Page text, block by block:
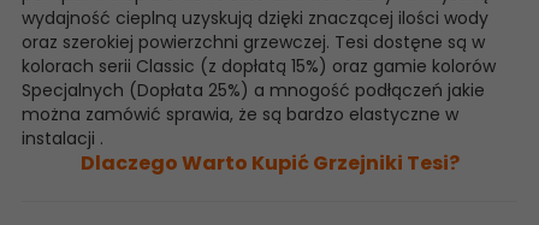
wydajność cieplną uzyskują dzięki znaczącej ilości wody
oraz szerokiej powierzchni grzewczej. Tesi dostęne są w
kolorach serii Classic (z dopłatą 15%) oraz gamie kolorów
Specjalnych (Dopłata 25%) a mnogość podłączeń jakie
można zamówić sprawia, że są bardzo elastyczne w
instalacji .
Dlaczego Warto Kupić Grzejniki Tesi?